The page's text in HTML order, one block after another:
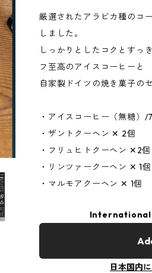
厳選されたアラビカ種のコ
しました。
しっかりとしたコクとすっ
フ至高のアイスコーヒーと
自家製ドイツの焼き菓子の
・アイスコーヒー（無糖）
・ザントクーヘン ✕ 2個
・フリュヒトクーヘン ✕2個
・リンツァークーヘン ✕ 1個
・マルモアクーヘン ✕ 1個
日本国内